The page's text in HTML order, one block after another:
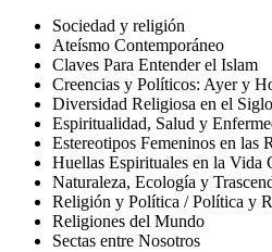
Sociedad y religión
Ateísmo Contemporáneo
Claves Para Entender el Islam
Creencias y Políticos: Ayer y
Diversidad Religiosa en el
Espiritualidad, Salud y
Estereotipos Femeninos en las
Huellas Espirituales en la Vida
Naturaleza, Ecología y
Religión y Política / Política y
Religiones del Mundo
Sectas entre Nosotros